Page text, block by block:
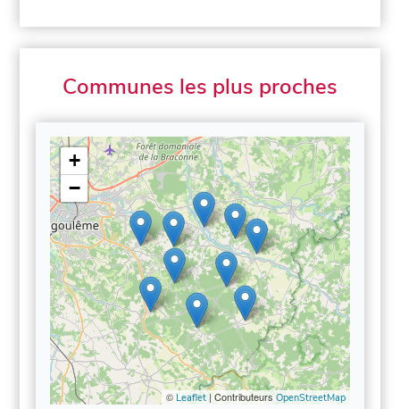
Communes les plus proches
+
−
© Leaflet| Contributeurs OpenStreetMap